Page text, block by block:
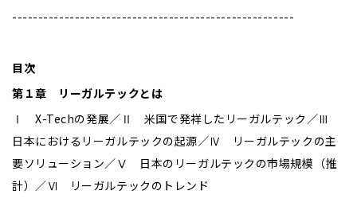
------------------------------------------------------
目次
第１章 リーガルテックとは
Ⅰ X-Techの発展／Ⅱ 米国で発祥したリーガルテック／Ⅲ
日本におけるリーガルテックの起源／Ⅳ リーガルテックの主
要ソリューション／Ⅴ 日本のリーガルテックの市場規模（推
計）／Ⅵ リーガルテックのトレンド